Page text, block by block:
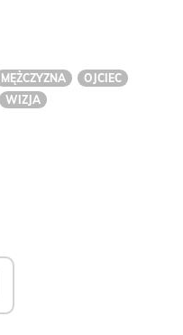
MĘŻCZYZNA
OJCIEC
WIZJA